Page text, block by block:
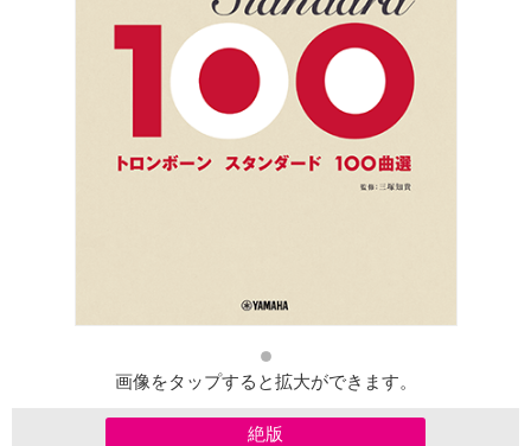
画像をタップすると拡大ができます。
絶版